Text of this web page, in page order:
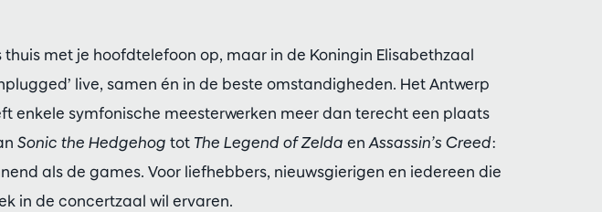
met je hoofdtelefoon op, maar in de Koningin Elisabethzaal
live, samen én in de beste omstandigheden. Het Antwerp
enkele symfonische meesterwerken meer dan terecht een plaats
Sonic the Hedgehog tot The Legend of Zelda enAssassin’s Creed:
als de games. Voor liefhebbers, nieuwsgierigen en iedereen die
in de concertzaal wil ervaren.